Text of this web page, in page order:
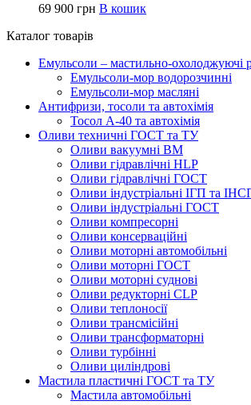
69 900 грн В кошик
Каталог товарів
Емульсоли – мастильно-охолоджуючі
Емульсоли-мор водорозчинні
Емульсоли-мор масляні
Антифризи, тосоли та автохімія
Тосол А-40 та автохімія
Оливи техничні ГОСТ та ТУ
Оливи вакуумні ВМ
Оливи гідравлічні HLP
Оливи гідравлічні ГОСТ
Оливи індустріальні ІГП та
Оливи індустріальні ГОСТ
Оливи компресорні
Оливи консерваційні
Оливи моторні автомобільні
Оливи моторні ГОСТ
Оливи моторні суднові
Оливи редукторні CLP
Оливи теплоносії
Оливи трансмісійні
Оливи трансформаторні
Оливи турбінні
Оливи циліндрові
Мастила пластичні ГОСТ та ТУ
Мастила автомобільні